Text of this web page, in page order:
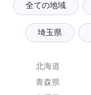
全ての地域
埼玉県
北海道
青森県